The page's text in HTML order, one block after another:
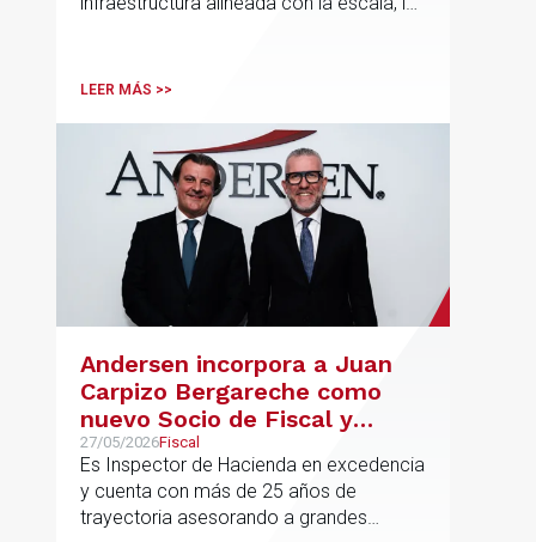
LEER MÁS >>
Andersen incorpora a Juan
Carpizo Bergareche como
nuevo Socio de Fiscal y
responsable de la práctica
ibérica de Fiscalidad Local
27/05/2026Fiscal
Es Inspector de Hacienda en excedencia
y cuenta con más de 25 años de
trayectoria asesorando a grandes